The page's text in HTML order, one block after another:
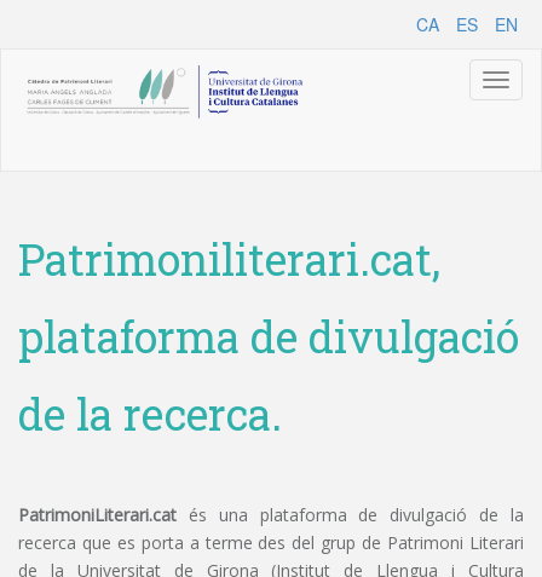
CA ES EN
Patrimoniliterari.cat,
plataforma de divulgació
de la recerca.
PatrimoniLiterari.cat és una plataforma de divulgació de la
recerca que es porta a terme des del grup de Patrimoni Literari
de la Universitat de Girona (Institut de Llengua i Cultura